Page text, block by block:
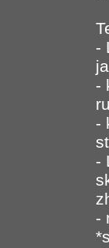
-
-
-
-
-